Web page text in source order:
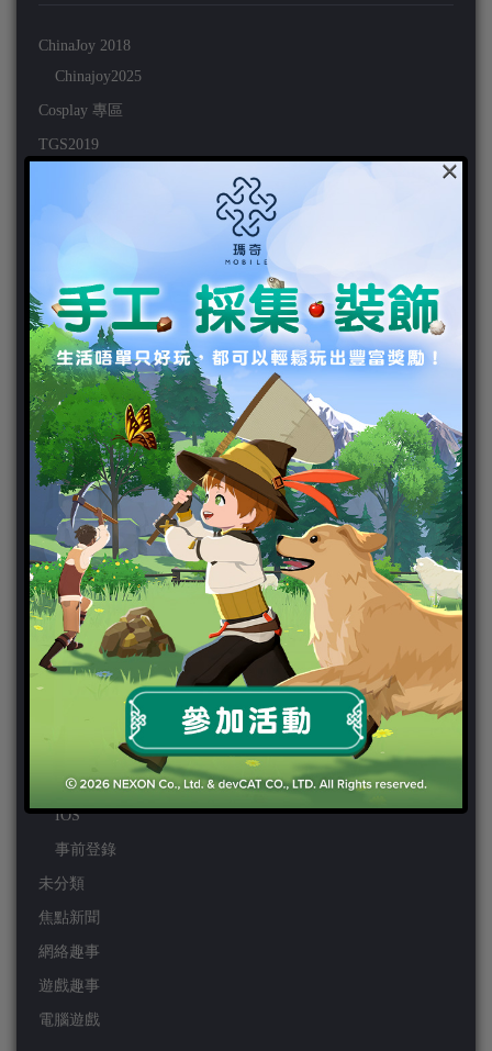
ChinaJoy 2018
Chinajoy2025
Cosplay 專區
TGS2019
天堂2:革命 新聞
好康活動
官方虛寶
家用遊戲
3DS
PC
PS VITA
PS3
PS4
PSP
Wii
Wiiu
XBOX ONE
Android
IOS
事前登錄
未分類
焦點新聞
網絡趣事
遊戲趣事
電腦遊戲
×